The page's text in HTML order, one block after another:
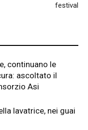
festival
continuano le
ascoltato il
Asi
lavatrice, nei guai